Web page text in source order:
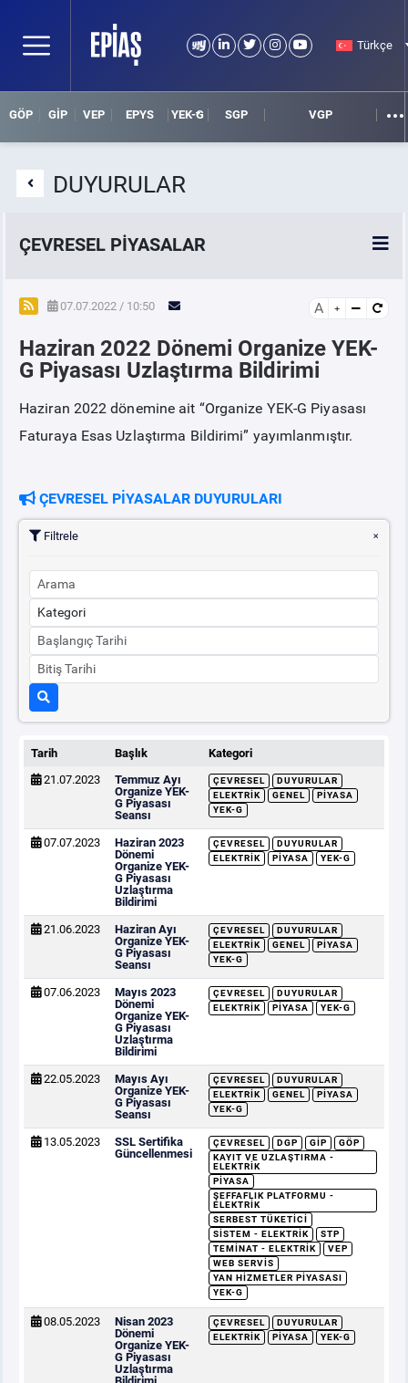
Türkçe
GÖP GİP VEP EPYS YEK-G SGP VGP
DUYURULAR
ÇEVRESEL PİYASALAR
YEK-G Piyasası
YEK-G Nedir?
07.07.2022 / 10:50 A
Haziran 2022 Dönemi Organize YEK-
G Piyasası Uzlaştırma Bildirimi
Haziran 2022 dönemine ait “Organize YEK-G Piyasası
Faturaya Esas Uzlaştırma Bildirimi” yayımlanmıştır.
ÇEVRESEL PİYASALAR DUYURULARI
Filtrele
Tarih Başlık
Kategori
21.07.2023
Temmuz Ayı
Organize YEK-
G Piyasası
Seansı
ÇEVRESEL
DUYURULAR
ELEKTRIK
GENEL
PIYASA
YEK-G
07.07.2023
Haziran 2023
Dönemi
Organize YEK-
G Piyasası
Uzlaştırma
Bildirimi
ÇEVRESEL
DUYURULAR
ELEKTRIK
PIYASA YEK-G
21.06.2023
Haziran Ayı
Organize YEK-
G Piyasası
Seansı
ÇEVRESEL
DUYURULAR
ELEKTRIK
GENEL
PIYASA
YEK-G
07.06.2023
Mayıs 2023
Dönemi
Organize YEK-
G Piyasası
Uzlaştırma
Bildirimi
ÇEVRESEL
DUYURULAR
ELEKTRIK
PIYASA YEK-G
22.05.2023
Mayıs Ayı
Organize YEK-
G Piyasası
Seansı
ÇEVRESEL
DUYURULAR
ELEKTRIK
GENEL
PIYASA
YEK-G
13.05.2023
SSL Sertifika
Güncellenmesi
ÇEVRESEL DGP GİP
GÖP
KAYIT VE UZLAŞTIRMA -
ELEKTRIK
PIYASA
ŞEFFAFLIK PLATFORMU -
ELEKTRIK
SERBEST TÜKETICI
SISTEM - ELEKTRIK
STP
TEMINAT - ELEKTRIK
VEP
WEB SERVIS
YAN HIZMETLER PIYASASI
YEK-G
08.05.2023
Nisan 2023
Dönemi
Organize YEK-
G Piyasası
Uzlaştırma
ÇEVRESEL
DUYURULAR
ELEKTRIK
PIYASA YEK-G